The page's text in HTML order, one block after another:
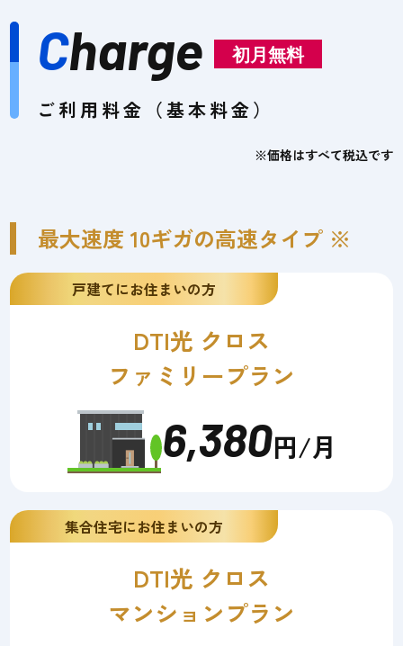
Charge 初月無料
ご利用料金（基本料金）
※価格はすべて税込です
最大速度 10ギガの高速タイプ ※
戸建てにお住まいの方
DTI光 クロス
ファミリープラン
6,380円/月
集合住宅にお住まいの方
DTI光 クロス
マンションプラン